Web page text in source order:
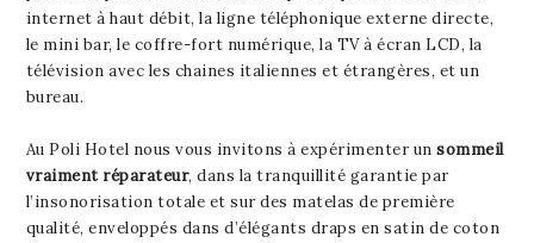
internet à haut débit, la ligne téléphonique externe directe,
le mini bar, le coffre-fort numérique, la TV à écran LCD, la
télévision avec les chaines italiennes et étrangères, et un
bureau.
Au Poli Hotel nous vous invitons à expérimenter unsommeil
vraiment réparateur, dans la tranquillité garantie par
l’insonorisation totale et sur des matelas de première
qualité, enveloppés dans d’élégants draps en satin de coton